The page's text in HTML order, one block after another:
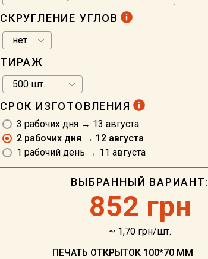
СКРУГЛЕНИЕ УГЛОВ
ТИРАЖ
СРОК ИЗГОТОВЛЕНИЯ
3 рабочих дня → 13 августа
2 рабочих дня → 12 августа
1 рабочий день → 11 августа
ВЫБРАННЫЙ ВАРИАНТ:
852 грн
~ 1,70 грн/шт.
ПЕЧАТЬ ОТКРЫТОК 100*70 ММ